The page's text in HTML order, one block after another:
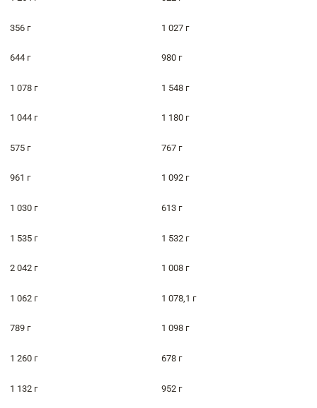
356 г 1 027 г
644 г 980 г
1 078 г 1 548 г
1 044 г 1 180 г
575 г 767 г
961 г 1 092 г
1 030 г 613 г
1 535 г 1 532 г
2 042 г 1 008 г
1 062 г 1 078,1 г
789 г 1 098 г
1 260 г 678 г
1 132 г 952 г